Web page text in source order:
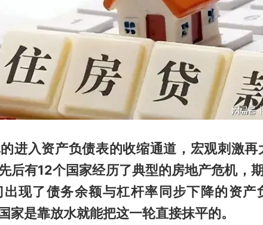
进入资产负债表的收缩通道，宏观刺激再
后有12个国家经历了典型的房地产危机，
现了债务余额与杠杆率同步下降的资产
家是靠放水就能把这一轮直接抹平的。